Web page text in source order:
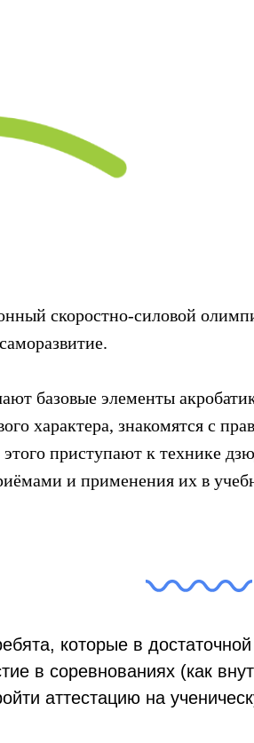
скоростно-силовой
базовые элементы
характера, знакомятся с
этого приступают к технике
и применения их в
которые в
в соревнованиях (как
аттестацию на